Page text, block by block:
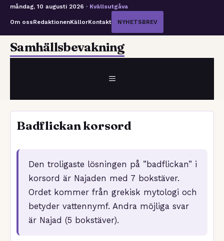
måndag, 10 augusti 2026 · Kvällsutgåva
Om ossRedaktionenKällorKontakt NYHETSBREV
HoppaSamhällsbevakning
MENY
Badflickan korsord
Den troligaste lösningen på ”badflickan” i
korsord är Najaden med 7 bokstäver.
Ordet kommer från grekisk mytologi och
betyder vattennymf. Andra möjliga svar
är Najad (5 bokstäver).